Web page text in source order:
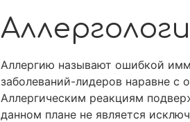
Аллергию называют ошибкой
заболеваний-лидеров наравне с
Аллергическим реакциям
данном плане не является